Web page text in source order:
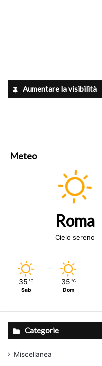
Aumentare la visibilità
Meteo
Roma
Cielo sereno
35 ℃
Sab
35 ℃
Dom
Categorie
Miscellanea